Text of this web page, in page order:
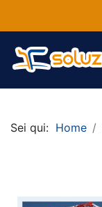
Sei qui: Home